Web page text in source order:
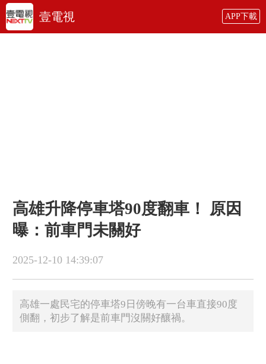
壹電視 APP下載
高雄升降停車塔90度翻車！ 原因
曝：前車門未關好
2025-12-10 14:39:07
高雄一處民宅的停車塔9日傍晚有一台車直接90度
側翻，初步了解是前車門沒關好釀禍。